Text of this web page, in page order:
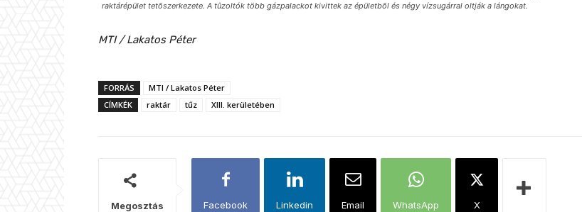
raktárépület tetõszerkezete. A tûzoltók több gázpalackot kivittek az épületbõl és négy vízsugárral oltják a lángokat.
MTI / Lakatos Péter
FORRÁS
MTI / Lakatos Péter
CÍMKÉK
raktár tűz XIII. kerületében
Megosztás Facebook Linkedin Email WhatsApp X